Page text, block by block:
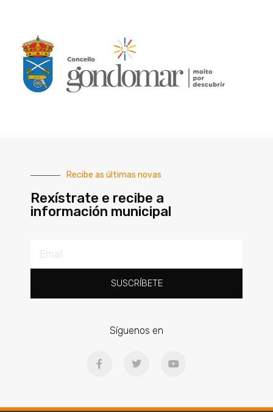
Recibe as últimas novas
Rexístrate e recibe a
información municipal
SUSCRÍBETE
Síguenos en